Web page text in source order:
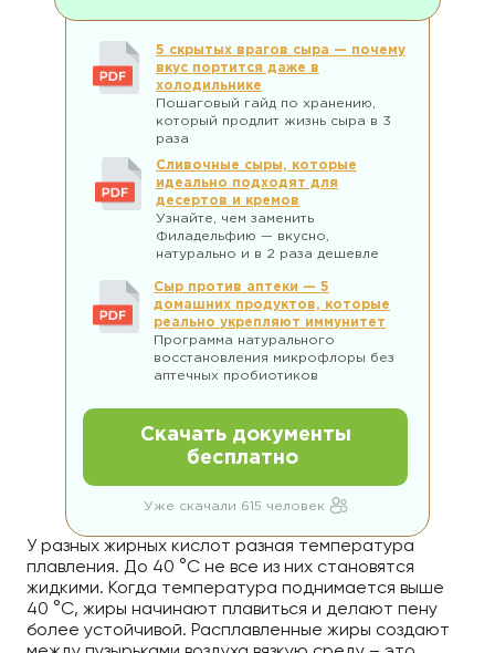
5 скрытых врагов сыра — почему
вкус портится даже в
холодильнике
Пошаговый гайд по хранению,
который продлит жизнь сыра в 3
раза
Сливочные сыры, которые
идеально подходят для
десертов и кремов
Узнайте, чем заменить
Филадельфию — вкусно,
натурально и в 2 раза дешевле
Сыр против аптеки — 5
домашних продуктов, которые
реально укрепляют иммунитет
Программа натурального
восстановления микрофлоры без
аптечных пробиотиков
Скачать документы
бесплатно
Уже скачали 615 человек
У разных жирных кислот разная температура
плавления. До 40 °C не все из них становятся
жидкими. Когда температура поднимается выше
40 °C, жиры начинают плавиться и делают пену
более устойчивой. Расплавленные жиры создают